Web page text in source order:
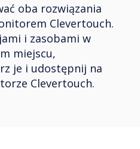
oba rozwiązania
Clevertouch.
i zasobami w
miejscu,
je i udostępnij na
Clevertouch.